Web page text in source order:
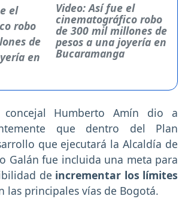
Video: Así fue el
cinematográfico robo
de 300 mil millones de
pesos a una joyería en
Bucaramanga
Humberto Amín dio a
que dentro del Plan
que ejecutará la Alcaldía de
Galán fue incluida una meta para
de incrementar los límites
las principales vías de Bogotá.